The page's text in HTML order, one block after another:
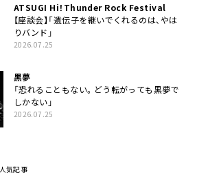
ATSUGI Hi！Thunder Rock Festival
【座談会】「遺伝子を継いでくれるのは、やは
りバンド」
2026.07.25
黒夢
「恐れることもない。どう転がっても黒夢で
しかない」
2026.07.25
人気記事